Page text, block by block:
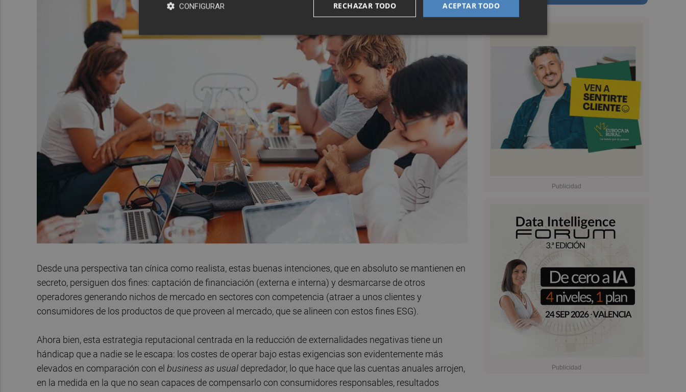
Desde una perspectiva tan cínica como realista, estas buenas intenciones, que en absoluto se mantienen en
secreto, persiguen dos fines: captación de financiación (externa e interna) y desmarcarse de otros
operadores generando nichos de mercado en sectores con competencia (atraer a unos clientes y
consumidores de los productos de que proveen al mercado, que se alineen con estos fines ESG).
Ahora bien, esta estrategia reputacional centrada en la reducción de externalidades negativas tiene un
hándicap que a nadie se le escapa: los costes de operar bajo estas exigencias son evidentemente más
elevados en comparación con el business as usual depredador, lo que hace que las cuentas anuales arrojen,
en la medida en la que no sean capaces de compensarlo con consumidores responsables, resultados
ACEPTAR TODO
RECHAZAR TODO
CONFIGURAR